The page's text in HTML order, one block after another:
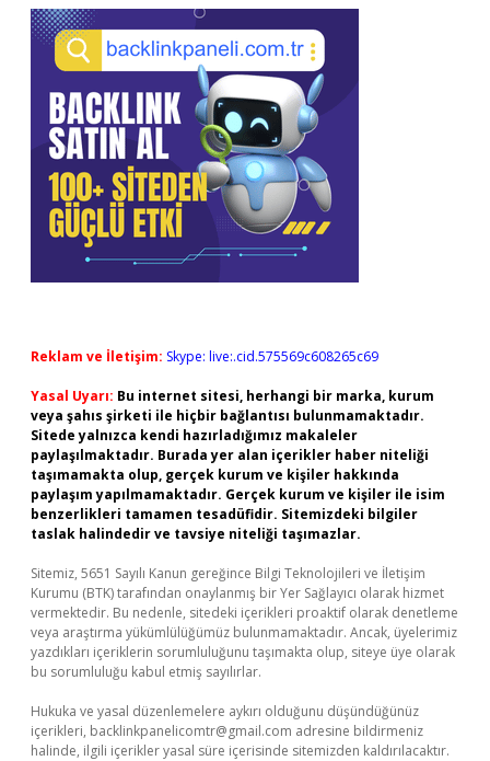
Reklam ve İletişim: Skype: live:.cid.575569c608265c69
Yasal Uyarı: Bu internet sitesi, herhangi bir marka, kurum
veya şahıs şirketi ile hiçbir bağlantısı bulunmamaktadır.
Sitede yalnızca kendi hazırladığımız makaleler
paylaşılmaktadır. Burada yer alan içerikler haber niteliği
taşımamakta olup, gerçek kurum ve kişiler hakkında
paylaşım yapılmamaktadır. Gerçek kurum ve kişiler ile isim
benzerlikleri tamamen tesadüfidir. Sitemizdeki bilgiler
taslak halindedir ve tavsiye niteliği taşımazlar.
Sitemiz, 5651 Sayılı Kanun gereğince Bilgi Teknolojileri ve İletişim
Kurumu (BTK) tarafından onaylanmış bir Yer Sağlayıcı olarak hizmet
vermektedir. Bu nedenle, sitedeki içerikleri proaktif olarak denetleme
veya araştırma yükümlülüğümüz bulunmamaktadır. Ancak, üyelerimiz
yazdıkları içeriklerin sorumluluğunu taşımakta olup, siteye üye olarak
bu sorumluluğu kabul etmiş sayılırlar.
Hukuka ve yasal düzenlemelere aykırı olduğunu düşündüğünüz
içerikleri, backlinkpanelicomtr@gmail.com adresine bildirmeniz
halinde, ilgili içerikler yasal süre içerisinde sitemizden kaldırılacaktır.